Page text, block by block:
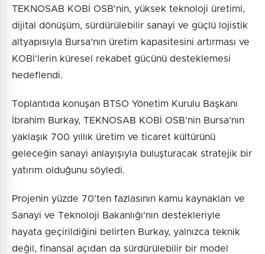
TEKNOSAB KOBİ OSB'nin, yüksek teknoloji üretimi,
dijital dönüşüm, sürdürülebilir sanayi ve güçlü lojistik
altyapısıyla Bursa’nın üretim kapasitesini artırması ve
KOBİ’lerin küresel rekabet gücünü desteklemesi
hedeflendi.
Toplantıda konuşan BTSO Yönetim Kurulu Başkanı
İbrahim Burkay, TEKNOSAB KOBİ OSB’nin Bursa’nın
yaklaşık 700 yıllık üretim ve ticaret kültürünü
geleceğin sanayi anlayışıyla buluşturacak stratejik bir
yatırım olduğunu söyledi.
Projenin yüzde 70’ten fazlasının kamu kaynakları ve
Sanayi ve Teknoloji Bakanlığı'nın destekleriyle
hayata geçirildiğini belirten Burkay, yalnızca teknik
değil, finansal açıdan da sürdürülebilir bir model